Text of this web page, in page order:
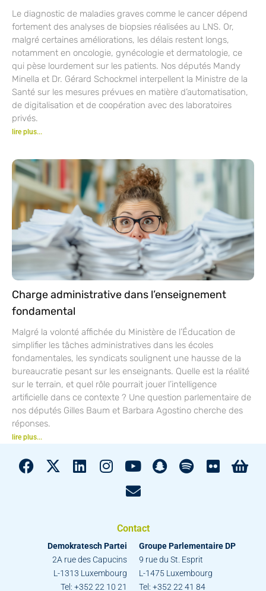
Le diagnostic de maladies graves comme le cancer dépend
fortement des analyses de biopsies réalisées au LNS. Or,
malgré certaines améliorations, les délais restent longs,
notamment en oncologie, gynécologie et dermatologie, ce
qui pèse lourdement sur les patients. Nos députés Mandy
Minella et Dr. Gérard Schockmel interpellent la Ministre de la
Santé sur les mesures prévues en matière d’automatisation,
de digitalisation et de coopération avec des laboratoires
privés.
lire plus...
Charge administrative dans l’enseignement
fondamental
Malgré la volonté affichée du Ministère de l’Éducation de
simplifier les tâches administratives dans les écoles
fondamentales, les syndicats soulignent une hausse de la
bureaucratie pesant sur les enseignants. Quelle est la réalité
sur le terrain, et quel rôle pourrait jouer l’intelligence
artificielle dans ce contexte ? Une question parlementaire de
nos députés Gilles Baum et Barbara Agostino cherche des
réponses.
lire plus...
Contact
Demokratesch Partei
2A rue des Capucins
L-1313 Luxembourg
Tel: +352 22 10 21
Groupe Parlementaire DP
9 rue du St. Esprit
L-1475 Luxembourg
Tel: +352 22 41 84